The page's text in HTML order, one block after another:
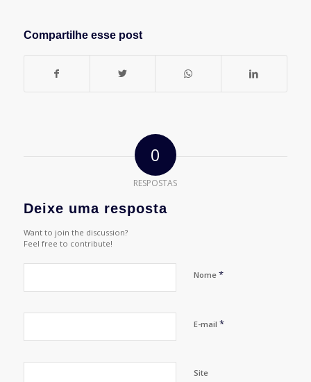
Compartilhe esse post
0
RESPOSTAS
Deixe uma resposta
Want to join the discussion?
Feel free to contribute!
Nome *
E-mail *
Site